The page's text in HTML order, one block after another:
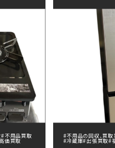
#不用品買取
価買取
#不用品の回収、買取
#冷蔵庫#出張買取#